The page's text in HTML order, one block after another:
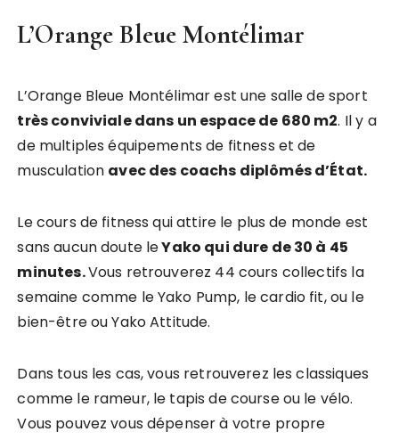
L’Orange Bleue Montélimar
L’Orange Bleue Montélimar est une salle de sport
très conviviale dans un espace de 680 m2. Il y a
de multiples équipements de fitness et de
musculation avec des coachs diplômés d’État.
Le cours de fitness qui attire le plus de monde est
sans aucun doute leYako qui dure de 30 à 45
minutes.Vous retrouverez 44 cours collectifs la
semaine comme le Yako Pump, le cardio fit, ou le
bien-être ou Yako Attitude.
Dans tous les cas, vous retrouverez les classiques
comme le rameur, le tapis de course ou le vélo.
Vous pouvez vous dépenser à votre propre